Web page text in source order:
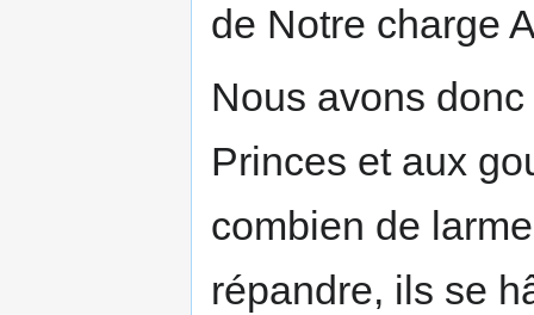
de Notre charge
Nous avons
Princes et aux
combien de
répandre, ils se